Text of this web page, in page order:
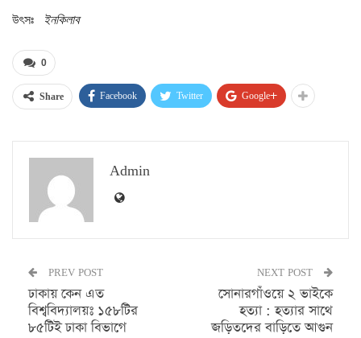
উৎসঃ
ইনকিলাব
0
Share Facebook Twitter Google+
Admin
PREV POST
ঢাকায় কেন এত
বিশ্ববিদ্যালয়ঃ ১৫৮টির
৮৫টিই ঢাকা বিভাগে
NEXT POST
সোনারগাঁওয়ে ২ ভাইকে
হত্যা : হত্যার সাথে
জড়িতদের বাড়িতে আগুন